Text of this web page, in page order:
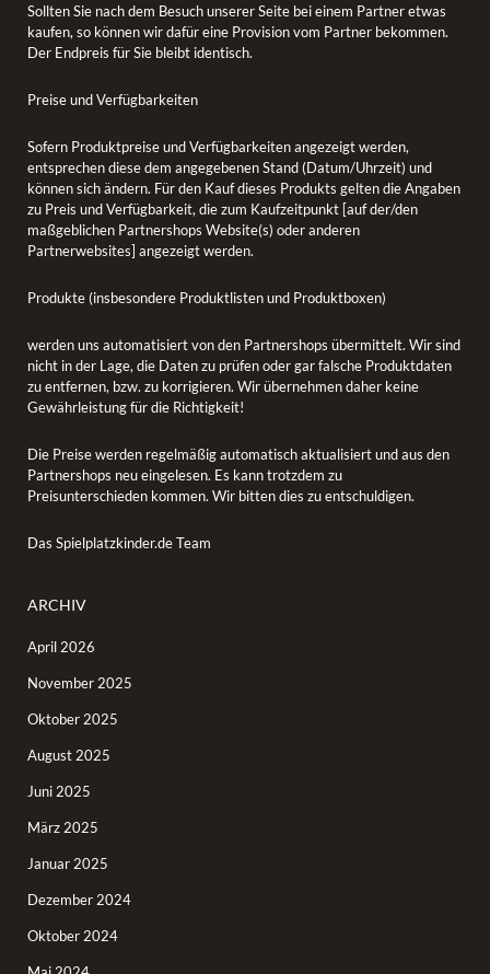
Sollten Sie nach dem Besuch unserer Seite bei einem Partner etwas
kaufen, so können wir dafür eine Provision vom Partner bekommen.
Der Endpreis für Sie bleibt identisch.
Preise und Verfügbarkeiten
Sofern Produktpreise und Verfügbarkeiten angezeigt werden,
entsprechen diese dem angegebenen Stand (Datum/Uhrzeit) und
können sich ändern. Für den Kauf dieses Produkts gelten die Angaben
zu Preis und Verfügbarkeit, die zum Kaufzeitpunkt [auf der/den
maßgeblichen Partnershops Website(s) oder anderen
Partnerwebsites] angezeigt werden.
Produkte (insbesondere Produktlisten und Produktboxen)
werden uns automatisiert von den Partnershops übermittelt. Wir sind
nicht in der Lage, die Daten zu prüfen oder gar falsche Produktdaten
zu entfernen, bzw. zu korrigieren. Wir übernehmen daher keine
Gewährleistung für die Richtigkeit!
Die Preise werden regelmäßig automatisch aktualisiert und aus den
Partnershops neu eingelesen. Es kann trotzdem zu
Preisunterschieden kommen. Wir bitten dies zu entschuldigen.
Das Spielplatzkinder.de Team
ARCHIV
April 2026
November 2025
Oktober 2025
August 2025
Juni 2025
März 2025
Januar 2025
Dezember 2024
Oktober 2024